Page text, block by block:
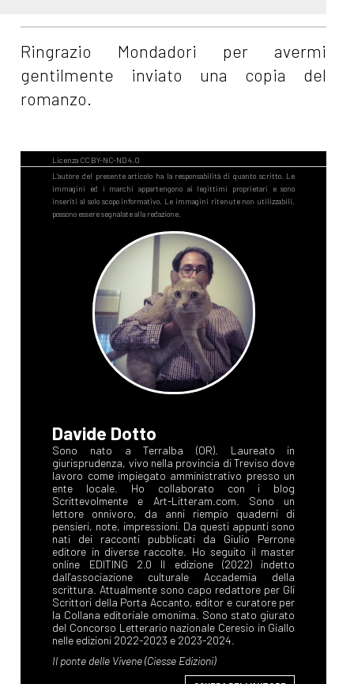
Ringrazio Mondadori per avermi
gentilmente inviato una copia del
romanzo.
Davide Dotto